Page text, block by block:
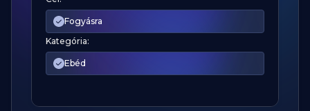
Fogyásra
Kategória:
Ebéd